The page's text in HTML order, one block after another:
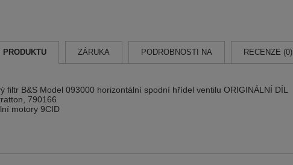
PRODUKTU ZÁRUKA PODROBNOSTI NA RECENZE (0)
filtr B&S Model 093000 horizontální spodní hřídel ventilu ORIGINÁLNÍ DÍL
790166
motory 9CID